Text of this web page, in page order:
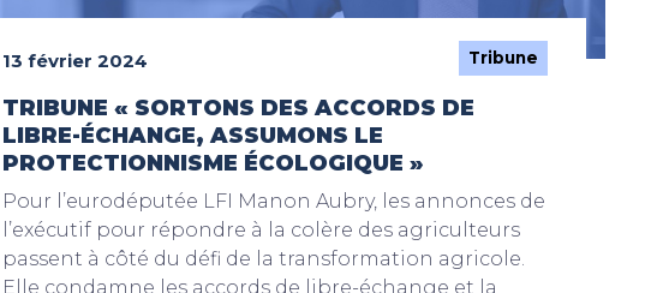
13 février 2024 Tribune
TRIBUNE « SORTONS DES ACCORDS DE
LIBRE-ÉCHANGE, ASSUMONS LE
PROTECTIONNISME ÉCOLOGIQUE »
Pour l’eurodéputée LFI Manon Aubry, les annonces de
l’exécutif pour répondre à la colère des agriculteurs
passent à côté du défi de la transformation agricole.
Elle condamne les accords de libre-échange et la